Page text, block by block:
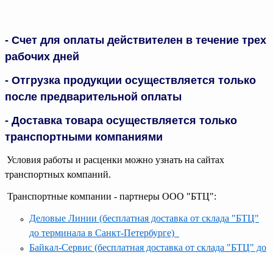
- Счет для оплаты действителен в течение трех
рабочих дней
- Отгрузка продукции осуществляется только
после предварительной оплаты
- Доставка товара осуществляется только
транспортными компаниями
Условия работы и расценки можно узнать на сайтах
транспортных компаний.
Транспортные компании - партнеры ООО "БТЦ":
Деловые Линии (бесплатная доставка от склада "БТЦ"
до терминала в Санкт-Петербурге)
Байкал-Сервис (бесплатная доставка от склада "БТЦ" до